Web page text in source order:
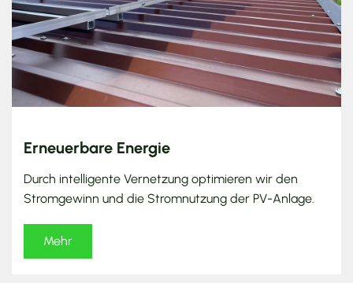
Erneuerbare Energie
Durch intelligente Vernetzung optimieren wir den
Stromgewinn und die Stromnutzung der PV-Anlage.
Mehr